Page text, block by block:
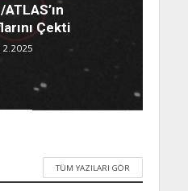
Çekti
TÜM YAZILARI GÖR